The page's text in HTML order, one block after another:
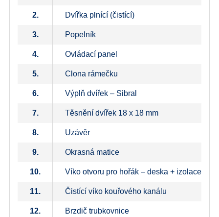
2. Dvířka plnící (čistící)
3. Popelník
4. Ovládací panel
5. Clona rámečku
6. Výplň dvířek – Sibral
7. Těsnění dvířek 18 x 18 mm
8. Uzávěr
9. Okrasná matice
10. Víko otvoru pro hořák – deska + izolace
11. Čistící víko kouřového kanálu
12. Brzdič trubkovnice